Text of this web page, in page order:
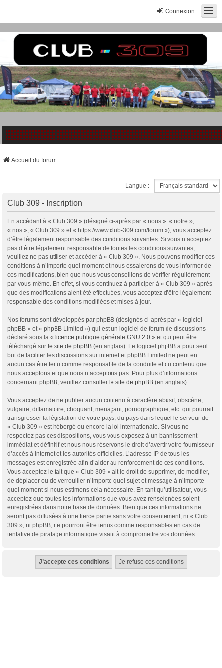
Connexion
Accueil du forum
Langue :
Club 309 - Inscription
En accédant à « Club 309 » (désigné ci-après par « nous », « notre »,
« nos », « Club 309 » et « https://www.club-309.com/forum »), vous acceptez
d’être légalement responsable des conditions suivantes. Si vous n’acceptez
pas d’être légalement responsable de toutes les conditions suivantes,
veuillez ne pas utiliser et accéder à « Club 309 ». Nous pouvons modifier ces
conditions à n’importe quel moment et nous essaierons de vous informer de
ces modifications, bien que nous vous conseillons de vérifier régulièrement
par vous-même. En effet, si vous continuez à participer à « Club 309 » après
que des modifications aient été effectuées, vous acceptez d’être légalement
responsable des conditions modifiées et mises à jour.
Nos forums sont développés par phpBB (désignés ci-après par « logiciel
phpBB » et « phpBB Limited ») qui est un logiciel de forum de discussions
déclaré sous la « licence publique générale GNU 2.0 » et qui peut être
téléchargé sur le site de phpBB (en anglais). Le logiciel phpBB a pour seul
but de faciliter les discussions sur internet et phpBB Limited ne peut en
aucun cas être tenu comme responsable de la conduite et du contenu que
nous acceptons et que nous n’acceptons pas. Pour plus d’informations
concernant phpBB, veuillez consulter le site de phpBB (en anglais).
Vous acceptez de ne publier aucun contenu à caractère abusif, obscène,
vulgaire, diffamatoire, choquant, menaçant, pornographique, etc. qui pourrait
transgresser la législation de votre pays, du pays dans lequel le serveur de
« Club 309 » est hébergé ou encore la loi internationale. Si vous ne
respectez pas ces dispositions, vous vous exposez à un bannissement
immédiat et définitif et nous nous réservons le droit d’avertir votre fournisseur
d’accès à internet et les autorités officielles. L’adresse IP de tous les
messages est enregistrée afin d’aider au renforcement de ces conditions.
Vous acceptez le fait que « Club 309 » ait le droit de supprimer, de modifier,
de déplacer ou de verrouiller n’importe quel sujet et message à n’importe
quel moment si nous estimons cela nécessaire. En tant qu’utilisateur, vous
acceptez que toutes les informations que vous avez renseignées soient
enregistrées dans notre base de données. Bien que ces informations ne
seront pas diffusées à une tierce partie sans votre consentement, ni « Club
309 », ni phpBB, ne pourront être tenus comme responsables en cas de
tentative de piratage informatique visant à compromettre vos données.